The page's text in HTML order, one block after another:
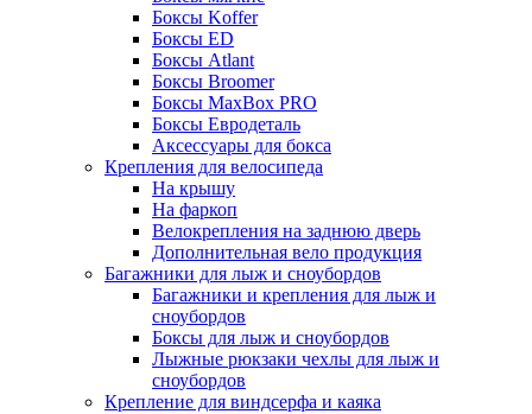
Боксы Koffer
Боксы ED
Боксы Atlant
Боксы Broomer
Боксы MaxBox PRO
Боксы Евродеталь
Аксессуары для бокса
Крепления для велосипеда
На крышу
На фаркоп
Велокрепления на заднюю дверь
Дополнительная вело продукция
Багажники для лыж и сноубордов
Багажники и крепления для лыж и
сноубордов
Боксы для лыж и сноубордов
Лыжные рюкзаки чехлы для лыж и
сноубордов
Крепление для виндсерфа и каяка